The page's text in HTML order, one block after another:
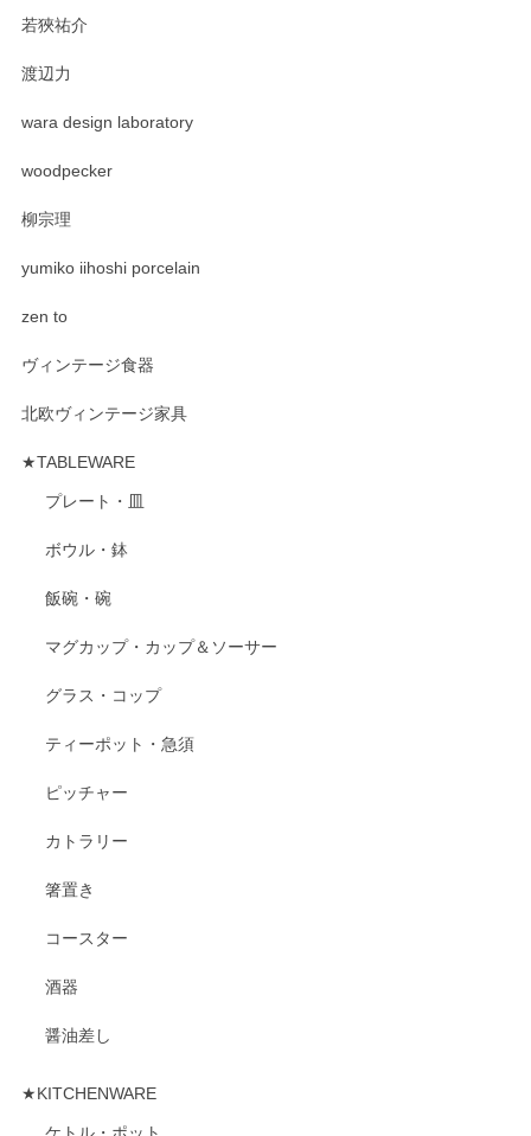
若狹祐介
渡辺力
wara design laboratory
woodpecker
柳宗理
yumiko iihoshi porcelain
zen to
ヴィンテージ食器
北欧ヴィンテージ家具
★TABLEWARE
プレート・皿
ボウル・鉢
飯碗・碗
マグカップ・カップ＆ソーサー
グラス・コップ
ティーポット・急須
ピッチャー
カトラリー
箸置き
コースター
酒器
醤油差し
★KITCHENWARE